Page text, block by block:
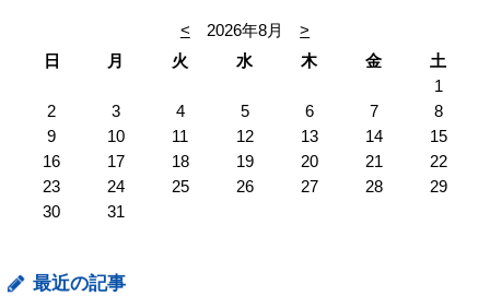
< 2026年8月
>
日
月 火 水 木 金
土
1
2
3 4 5 6 7
8
9
10 11 12 13 14
15
16
17 18 19 20 21
22
23
24 25 26 27 28
29
30
31
最近の記事